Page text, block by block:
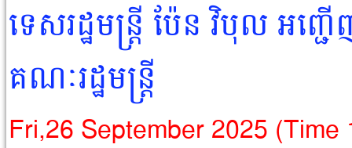
ទេសរដ្ឋមន្រ្តី ប៉ែន វិបុល អញ្
គណៈរដ្ឋមន្ត្រី
Fri,26 September 2025 (Time